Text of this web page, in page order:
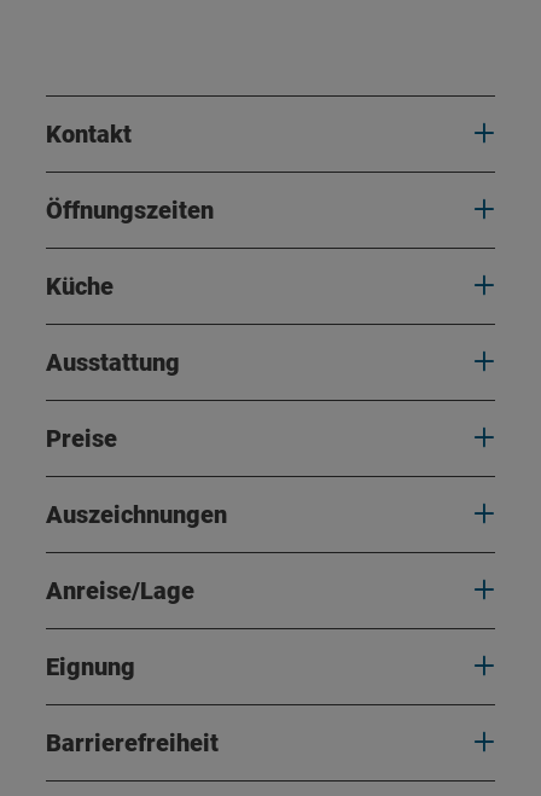
Kontakt
Öffnungszeiten
Küche
Ausstattung
Preise
Auszeichnungen
Anreise/Lage
Eignung
Barrierefreiheit